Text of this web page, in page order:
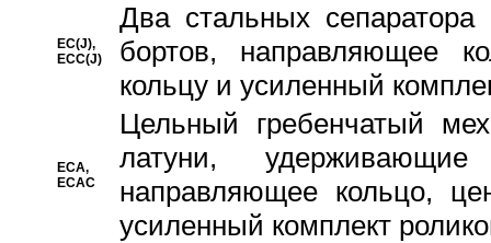
EC(J),
ECC(J)
Два стальных сепаратора
бортов, направляющее
кольцу и усиленный
ECA,
ECAC
Цельный гребенчатый
латуни,
направляющее кольцо,
усиленный комплект